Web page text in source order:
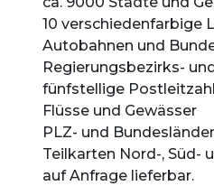
10 verschiedenfarbige
Autobahnen und
Regierungsbezirks-
fünfstellige
Flüsse und Gewässer
PLZ- und
Teilkarten Nord-, Süd-
auf Anfrage lieferbar.